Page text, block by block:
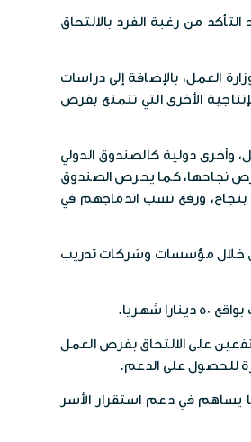
من رغبة الفرد بالالتحاق
العمل، بالإضافة إلى دراسات
الأخرى التي تتمتع بفرص
وأخرى دولية كالصندوق الدولي
فرص نجاحها، كما يحرص الصندوق
ورفع نسب اندماجهم في
من خلال مؤسسات وشركات تدريب
التشغيل. ولتحفيز المنتفعين على الالتحاق بفرص العمل
للحصول على الدعم.
يساهم في دعم استقرار الأسر